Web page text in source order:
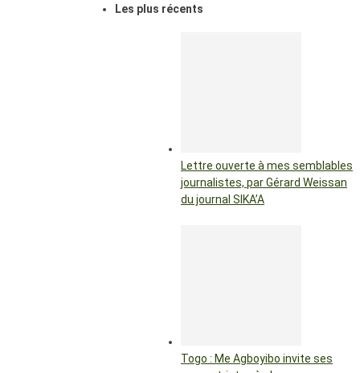
Les plus récents
Lettre ouverte à mes semblables
journalistes, par Gérard Weissan
du journal SIKA’A
Togo : Me Agboyibo invite ses